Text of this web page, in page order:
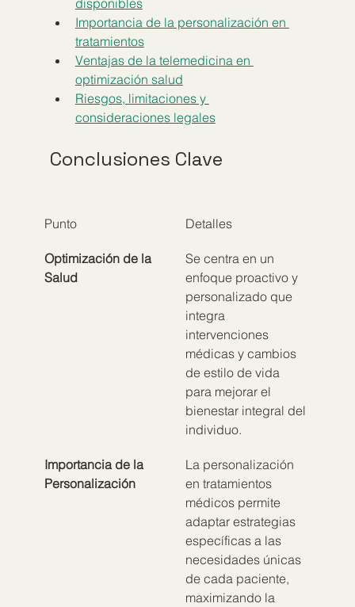
disponibles
Importancia de la personalización en
tratamientos
Ventajas de la telemedicina en
optimización salud
Riesgos, limitaciones y
consideraciones legales
Conclusiones Clave
Punto Detalles
Optimización de la
Salud
Se centra en un
enfoque proactivo y
personalizado que
integra
intervenciones
médicas y cambios
de estilo de vida
para mejorar el
bienestar integral del
individuo.
Importancia de la
Personalización
La personalización
en tratamientos
médicos permite
adaptar estrategias
específicas a las
necesidades únicas
de cada paciente,
maximizando la